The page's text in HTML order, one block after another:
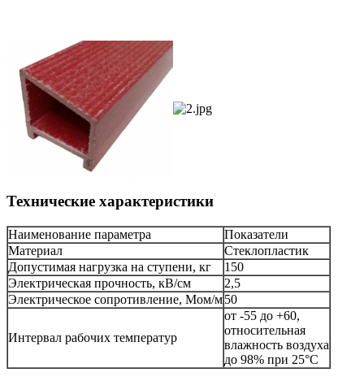
Технические характеристики
Наименование параметра
Показатели
Материал
Стеклопластик
Допустимая нагрузка на ступени, кг
150
Электрическая прочность, кВ/см
2,5
Электрическое сопротивление, Мом/м50
Интервал рабочих температур
от -55 до +60,
относительная
влажность воздуха
до 98% при 25°С